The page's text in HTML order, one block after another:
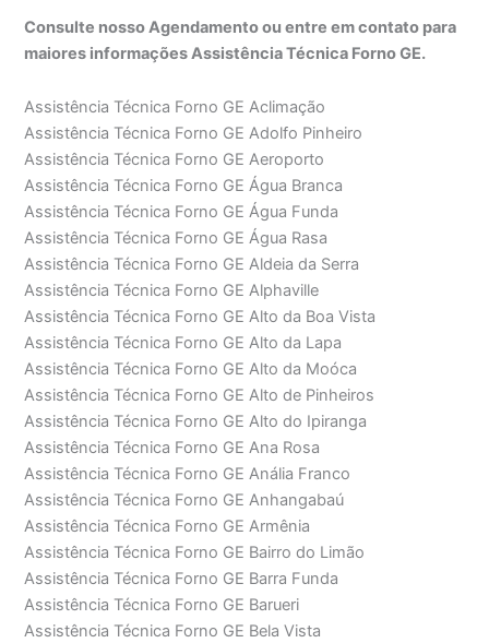
Consulte nosso Agendamento ou entre em contato para
maiores informações Assistência Técnica Forno GE.
Assistência Técnica Forno GE Aclimação
Assistência Técnica Forno GE Adolfo Pinheiro
Assistência Técnica Forno GE Aeroporto
Assistência Técnica Forno GE Água Branca
Assistência Técnica Forno GE Água Funda
Assistência Técnica Forno GE Água Rasa
Assistência Técnica Forno GE Aldeia da Serra
Assistência Técnica Forno GE Alphaville
Assistência Técnica Forno GE Alto da Boa Vista
Assistência Técnica Forno GE Alto da Lapa
Assistência Técnica Forno GE Alto da Moóca
Assistência Técnica Forno GE Alto de Pinheiros
Assistência Técnica Forno GE Alto do Ipiranga
Assistência Técnica Forno GE Ana Rosa
Assistência Técnica Forno GE Anália Franco
Assistência Técnica Forno GE Anhangabaú
Assistência Técnica Forno GE Armênia
Assistência Técnica Forno GE Bairro do Limão
Assistência Técnica Forno GE Barra Funda
Assistência Técnica Forno GE Barueri
Assistência Técnica Forno GE Bela Vista